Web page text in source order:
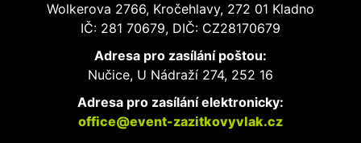
Wolkerova 2766, Kročehlavy, 272 01 Kladno
IČ: 281 70679, DIČ: CZ28170679
Adresa pro zasílání poštou:
Nučice, U Nádraží 274, 252 16
Adresa pro zasílání elektronicky:
office@event-zazitkovyvlak.cz